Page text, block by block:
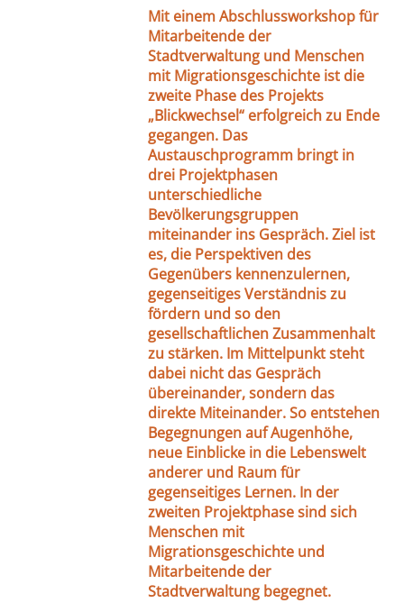
Mit einem Abschlussworkshop für
Mitarbeitende der
Stadtverwaltung und Menschen
mit Migrationsgeschichte ist die
zweite Phase des Projekts
„Blickwechsel“ erfolgreich zu Ende
gegangen. Das
Austauschprogramm bringt in
drei Projektphasen
unterschiedliche
Bevölkerungsgruppen
miteinander ins Gespräch. Ziel ist
es, die Perspektiven des
Gegenübers kennenzulernen,
gegenseitiges Verständnis zu
fördern und so den
gesellschaftlichen Zusammenhalt
zu stärken. Im Mittelpunkt steht
dabei nicht das Gespräch
übereinander, sondern das
direkte Miteinander. So entstehen
Begegnungen auf Augenhöhe,
neue Einblicke in die Lebenswelt
anderer und Raum für
gegenseitiges Lernen. In der
zweiten Projektphase sind sich
Menschen mit
Migrationsgeschichte und
Mitarbeitende der
Stadtverwaltung begegnet.